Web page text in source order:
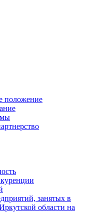
положение
занятых в
области на